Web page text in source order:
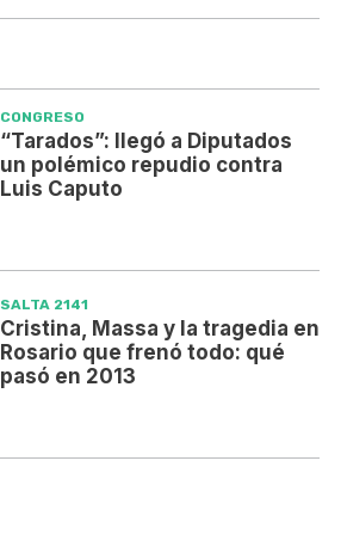
CONGRESO
“Tarados”: llegó a Diputados
un polémico repudio contra
Luis Caputo
SALTA 2141
Cristina, Massa y la tragedia en
Rosario que frenó todo: qué
pasó en 2013